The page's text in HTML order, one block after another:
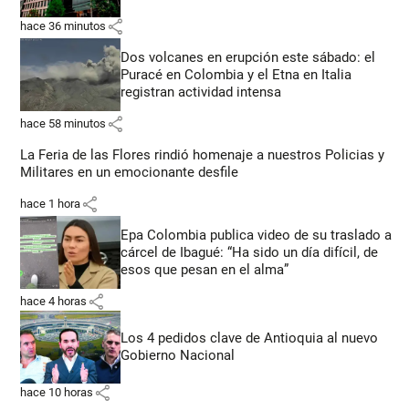
hace 36 minutos share
Dos volcanes en erupción este sábado: el
Puracé en Colombia y el Etna en Italia
registran actividad intensa
hace 58 minutos share
La Feria de las Flores rindió homenaje a nuestros Policias y
Militares en un emocionante desfile
hace 1 hora share
Epa Colombia publica video de su traslado a
cárcel de Ibagué: “Ha sido un día difícil, de
esos que pesan en el alma”
hace 4 horas share
Los 4 pedidos clave de Antioquia al nuevo
Gobierno Nacional
hace 10 horas share